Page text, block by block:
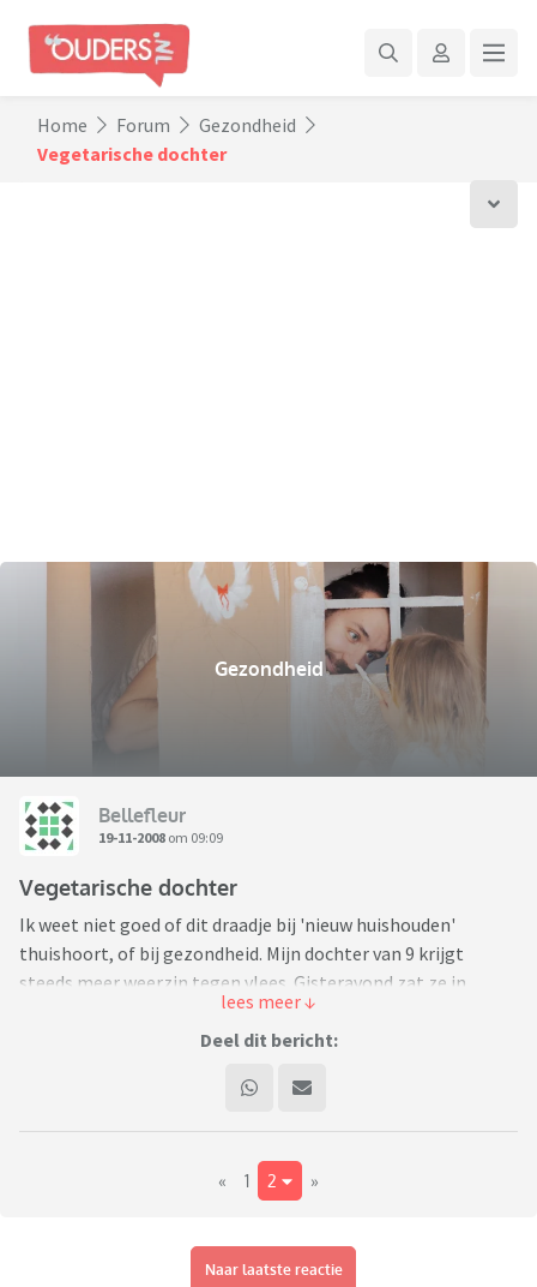
Home Forum
Gezondheid
Vegetarische dochter
Gezondheid
Bellefleur
19-11-2008 om 09:09
Vegetarische dochter
Ik weet niet goed of dit draadje bij 'nieuw huishouden'
thuishoort, of bij gezondheid. Mijn dochter van 9 krijgt
steeds meer weerzin tegen vlees. Gisteravond zat ze in
tranen een slavinkje weg te werken. Ze mag van mij
vegetarisch zijn. Ik wil best apart koken voor haar. Maar ik
schrielkippetje, en regelmatig verkouden. Ze lust geen melk,
geen noten, bruine bonen. Kaas en eieren vindt ze erg lekker.
Ook vleesvervangers vindt ze niet zo lekker. Hoe zorg ik er
voor dat ze voldoende eiwitten, ijzer en vitamine B
Deel dit bericht:
« 1 2 »
Naar laatste reactie